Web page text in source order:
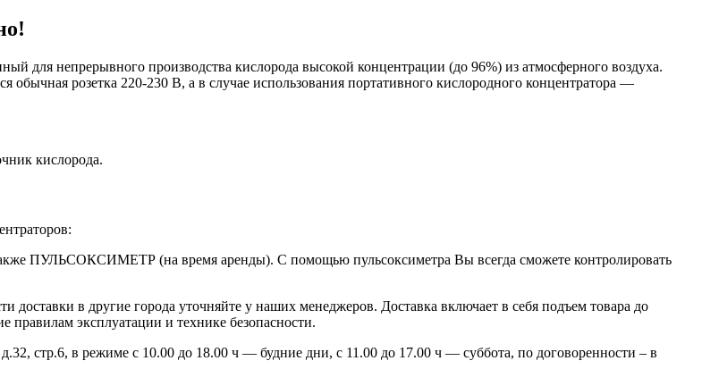
для непрерывного производства кислорода высокой концентрации (до 96%) из атмосферного воздуха.
обычная розетка 220-230 В, а в случае использования портативного кислородного концентратора —
кислорода.
ПУЛЬСОКСИМЕТР (на время аренды). С помощью пульсоксиметра Вы всегда сможете контролировать
в другие города уточняйте у наших менеджеров. Доставка включает в себя подъем товара до
правилам эксплуатации и технике безопасности.
стр.6, в режиме с 10.00 до 18.00 ч — будние дни, с 11.00 до 17.00 ч — суббота, по договоренности – в